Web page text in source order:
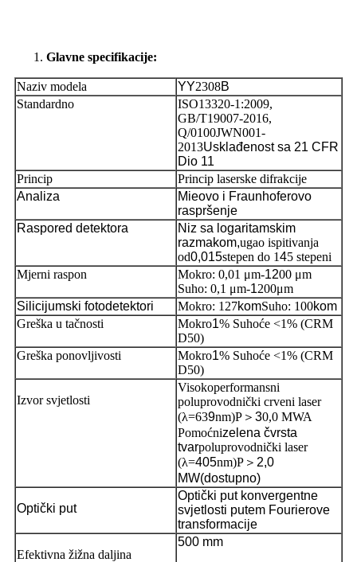
Glavne specifikacije:
Naziv modela YY2308B
Standardno
ISO13320-1:2009,
GB/T19007-2016,
Q/0100JWN001-
2013Usklađenost sa 21 CFR
Dio 11
Princip
Princip laserske difrakcije
Analiza
Mieovo i Fraunhoferovo
raspršenje
Raspored detektora
Niz sa logaritamskim
razmakom,ugao ispitivanja
od0,015stepen do 145 stepeni
Mjerni raspon
Mokro: 0,01 μm-1200 μm
Suho: 0,1 μm-1200μm
Silicijumski fotodetektori
Mokro: 127komSuho: 100kom
Greška u tačnosti
Mokro1% Suhoće <1% (CRM
D50)
Greška ponovljivosti
Mokro1% Suhoće <1% (CRM
D50)
Izvor svjetlosti
Visokoperformansni
poluprovodnički crveni laser
(λ=639nm)P ＞ 30,0 MWA
Pomoćnizelena čvrsta
tvarpoluprovodnički laser
(λ=405nm)P ＞ 2,0
MW(dostupno)
Optički put
Optički put konvergentne
svjetlosti putem Fourierove
transformacije
Efektivna žižna daljina
500 mm